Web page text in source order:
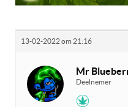
13-02-2022 om 21:16
Mr
Deelnemer